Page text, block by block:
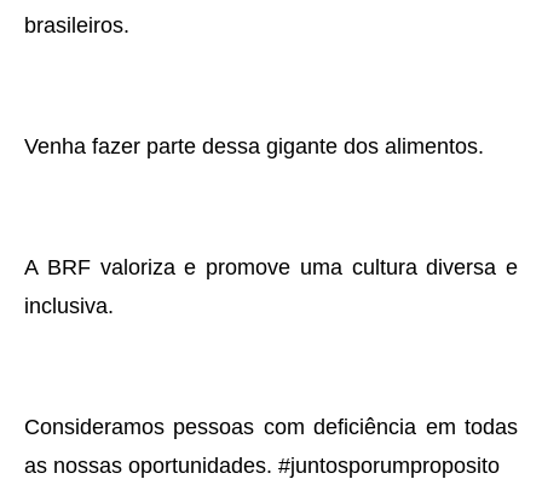
brasileiros.
Venha fazer parte dessa gigante dos alimentos.
A BRF valoriza e promove uma cultura diversa e
inclusiva.
Consideramos pessoas com deficiência em todas
as nossas oportunidades. #juntosporumproposito